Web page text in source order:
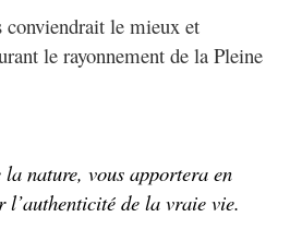
conviendrait le mieux et
le rayonnement de la Pleine
la nature, vous apportera en
l’authenticité de la vraie vie.